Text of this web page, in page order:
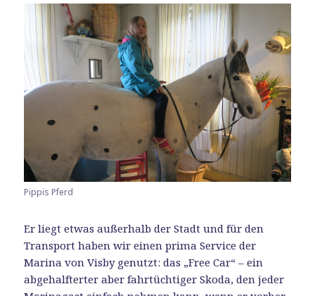
Pippis Pferd
Er liegt etwas außerhalb der Stadt und für den
Transport haben wir einen prima Service der
Marina von Visby genutzt: das „Free Car“ – ein
abgehalfterter aber fahrtüchtiger Skoda, den jeder